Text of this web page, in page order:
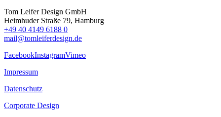
Tom Leifer Design GmbH
Heimhuder Straße 79, Hamburg
+49 40 4149 6188 0
mail@tomleiferdesign.de
FacebookInstagramVimeo
Impressum
Datenschutz
Corporate Design